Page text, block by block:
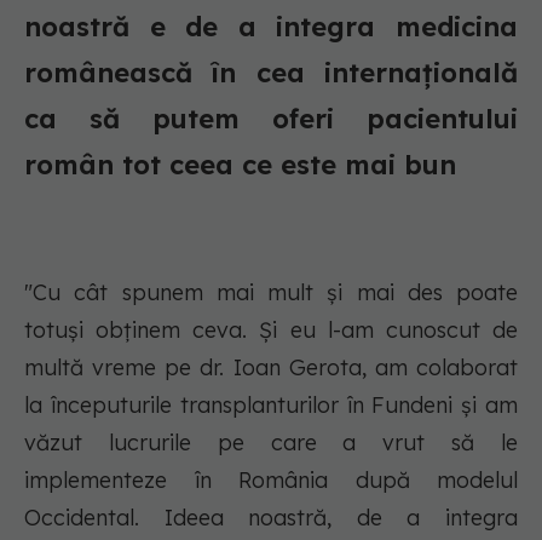
noastră e de a integra medicina
românească în cea internațională
ca să putem oferi pacientului
român tot ceea ce este mai bun
"Cu cât spunem mai mult și mai des poate
totuși obținem ceva. Și eu l-am cunoscut de
multă vreme pe dr. Ioan Gerota, am colaborat
la începuturile transplanturilor în Fundeni și am
văzut lucrurile pe care a vrut să le
implementeze în România după modelul
Occidental. Ideea noastră, de a integra